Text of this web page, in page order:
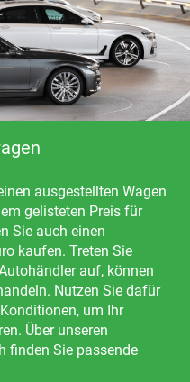
ausgestellten Wagen
gelisteten Preis für
Sie auch einen
kaufen. Treten Sie
auf, können
Nutzen Sie dafür
um Ihr
Über unseren
finden Sie passende